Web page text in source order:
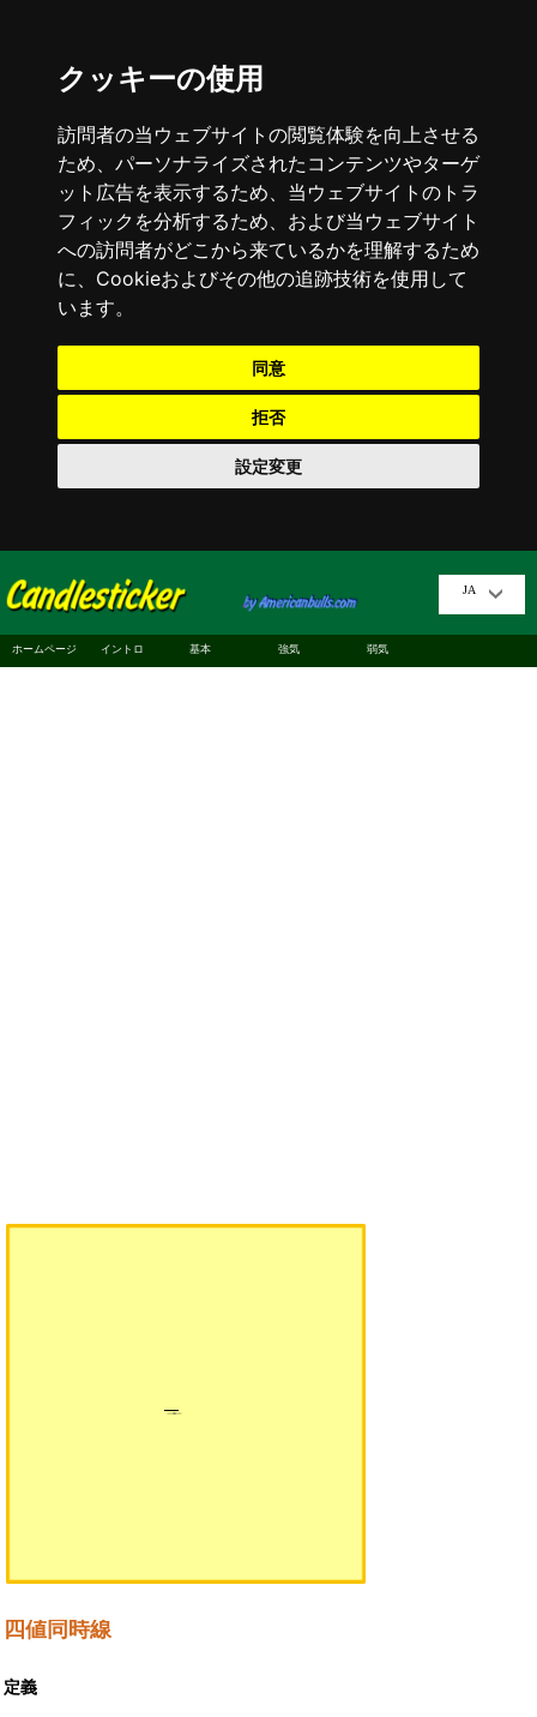
クッキーの使用
訪問者の当ウェブサイトの閲覧体験を向上させる
ため、パーソナライズされたコンテンツやターゲ
ット広告を表示するため、当ウェブサイトのトラ
フィックを分析するため、および当ウェブサイト
への訪問者がどこから来ているかを理解するため
に、Cookieおよびその他の追跡技術を使用して
います。
同意
拒否
設定変更
JA
ホームページ イントロ 基本 強気 弱気
四値同時線
定義